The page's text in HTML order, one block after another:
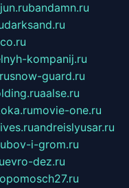
bandamn.ru
darksand.ru
kompanij.ru
snow-guard.ru
aalse.ru
movie-one.ru
andreislyusar.ru
i-grom.ru
evro-dez.ru